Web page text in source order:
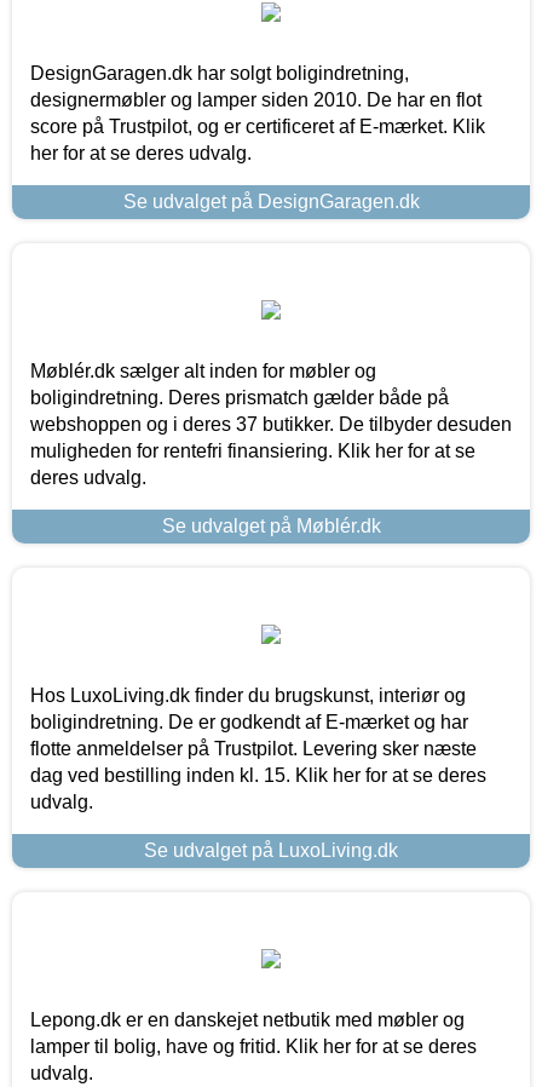
DesignGaragen.dk har solgt boligindretning,
designermøbler og lamper siden 2010. De har en flot
score på Trustpilot, og er certificeret af E-mærket. Klik
her for at se deres udvalg.
Se udvalget på DesignGaragen.dk
Møblér.dk sælger alt inden for møbler og
boligindretning. Deres prismatch gælder både på
webshoppen og i deres 37 butikker. De tilbyder desuden
muligheden for rentefri finansiering. Klik her for at se
deres udvalg.
Se udvalget på Møblér.dk
Hos LuxoLiving.dk finder du brugskunst, interiør og
boligindretning. De er godkendt af E-mærket og har
flotte anmeldelser på Trustpilot. Levering sker næste
dag ved bestilling inden kl. 15. Klik her for at se deres
udvalg.
Se udvalget på LuxoLiving.dk
Lepong.dk er en danskejet netbutik med møbler og
lamper til bolig, have og fritid. Klik her for at se deres
udvalg.